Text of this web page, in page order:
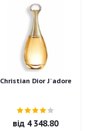
Christian Dior J`adore
від 4 348.80